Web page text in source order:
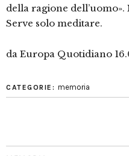
della ragione
Serve solo meditare.
da Europa Quotidiano
CATEGORIE: memoria